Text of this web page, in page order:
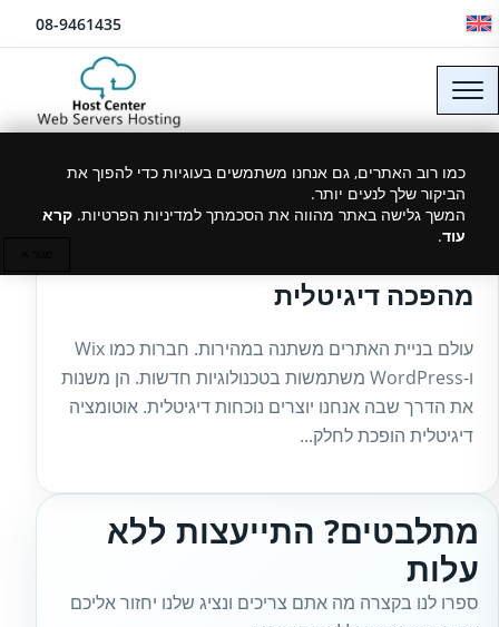
דלג לתוכן 08-9461435
כמו רוב האתרים, גם אנחנו משתמשים בעוגיות כדי להפוך את
הביקור שלך לנעים יותר.
המשך גלישה באתר מהווה את הסכמתך למדיניות הפרטיות. קרא
עוד.
09/10/2025
מהפכה דיגיטלית
עולם בניית האתרים משתנה במהירות. חברות כמו Wix
ו-WordPress משתמשות בטכנולוגיות חדשות. הן משנות
את הדרך שבה אנחנו יוצרים נוכחות דיגיטלית. אוטומציה
דיגיטלית הופכת לחלק...
מתלבטים? התייעצות ללא
עלות
ספרו לנו בקצרה מה אתם צריכים ונציג שלנו יחזור אליכם